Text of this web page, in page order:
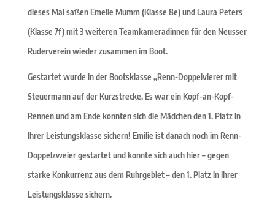
dieses Mal saßen Emelie Mumm (Klasse 8e) und Laura Peters
(Klasse 7f) mit 3 weiteren Teamkameradinnen für den Neusser
Ruderverein wieder zusammen im Boot.
Gestartet wurde in der Bootsklasse „Renn-Doppelvierer mit
Steuermann auf der Kurzstrecke. Es war ein Kopf-an-Kopf-
Rennen und am Ende konnten sich die Mädchen den 1. Platz in
Ihrer Leistungsklasse sichern! Emilie ist danach noch im Renn-
Doppelzweier gestartet und konnte sich auch hier – gegen
starke Konkurrenz aus dem Ruhrgebiet – den 1. Platz in Ihrer
Leistungsklasse sichern.